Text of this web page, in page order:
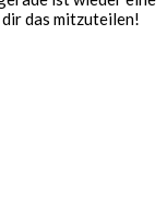
das mitzuteilen!